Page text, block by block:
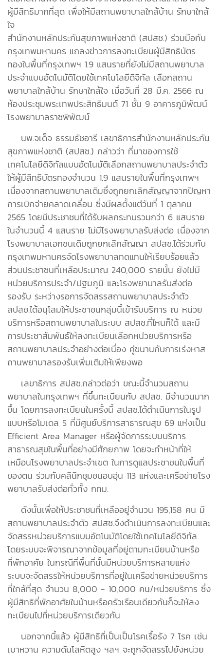
ผู้มีสิทธิมากที่สุด เพื่อให้มีสถานพยาบาลใกล้บ้าน รักษาใกล้
ใจ
สำนักงานหลักประกันสุขภาพแห่งชาติ (สปสช.) ร่วมมือกับ
กรุงเทพมหานคร แถลงข่าวการลงทะเบียนผู้มีสิทธิบัตร
ทองในพื้นที่กรุงเทพฯ 1.9 แสนรายที่ยังไม่มีสถานพยาบาล
ประจำแบบอัตโนมัติโดยใช้เทคโนโลยีดิจิทัล เลือกสถาน
พยาบาลใกล้บ้าน รักษาใกล้ใจ เมื่อวันที่ 28 มี.ค. 2566 ณ
ห้องประชุมพระเทพประสิทธิมนต์ 71 ชั้น 9 อาคารภูมิพัฒน์
โรงพยาบาลราชพิพัฒน์
นพ.จเด็จ ธรรมธัชอารี เลขาธิการสำนักงานหลักประกัน
สุขภาพแห่งชาติ (สปสช.) กล่าวว่า ที่มาของการใช้
เทคโนโลยีดิจิทัลแบบอัตโนมัติเลือกสถานพยาบาลประจำตัว
ให้ผู้มีสิทธิบัตรทองจำนวน 1.9 แสนรายในพื้นที่กรุงเทพฯ
เนื่องจากสถานพยาบาลเดิมซึ่งถูกยกเลิกสัญญาจากปัญหา
การเบิกจ่ายคลาดเคลื่อน ซึ่งมีผลตั้งแต่วันที่ 1 ตุลาคม
2565 โดยมีประชาชนที่ได้รับผลกระทบรวมกว่า 6 แสนราย
ในจำนวนนี้ 4 แสนราย ไม่มีโรงพยาบาลรับส่งต่อ เนื่องจาก
โรงพยาบาลเอกชนเดิมถูกยกเลิกสัญญา สปสช.ได้ร่วมกับ
กรุงเทพมหานครจัดโรงพยาบาลทดแทนให้เรียบร้อยแล้ว
ส่วนประชาชนที่เหลือประมาณ 240,000 รายนั้น ยังไม่มี
หน่วยบริการประจำ/ปฐมภูมิ และโรงพยาบาลรับส่งต่อ
รองรับ ระหว่างรอการจัดสรรสถานพยาบาลประจำตัว
สปสช.ได้อนุโลมให้ประชาชนกลุ่มนี้เข้ารับบริการ ณ หน่วย
บริการหรือสถานพยาบาลในระบบ สปสช.ที่ไหนก็ได้ และมี
การประชาสัมพันธ์ให้ลงทะเบียนเลือกหน่วยบริการหรือ
สถานพยาบาลประจำอย่างต่อเนื่อง คู่ขนานกับการเร่งหาส
ถานพยาบาลรองรับเพิ่มเติมให้เพียงพอ
เลขาธิการ สปสช.กล่าวต่อว่า ขณะนี้จำนวนสถาน
พยาบาลในกรุงเทพฯ ที่ขึ้นทะเบียนกับ สปสช. มีจำนวนมาก
ขึ้น โดยการลงทะเบียนในครั้งนี้ สปสช.ได้ดำเนินการในรูป
แบบหรือโมเดล 5 ที่มีศูนย์บริการสาธารณสุข 69 แห่งเป็น
Efficient Area Manager หรือผู้จัดการระบบบริการ
สาธารณสุขในพื้นที่อย่างมีศักยภาพ โดยจะทำหน้าที่ให้
เหมือนโรงพยาบาลประจำเขต ในการดูแลประชาชนในพื้นที่
ของตน ร่วมกับคลินิกชุมชนอบอุ่น 113 แห่งและเครือข่ายโรง
พยาบาลรับส่งต่อทั่วทั้ง กทม.
ดังนั้นเพื่อให้ประชาชนที่เหลืออยู่จำนวน 195,158 คน มี
สถานพยาบาลประจำตัว สปสช.จึงดำเนินการลงทะเบียนและ
จัดสรรหน่วยบริการแบบอัตโนมัติโดยใช้เทคโนโลยีดิจิทัล
โดยระบบจะพิจารณาจากข้อมูลที่อยู่ตามทะเบียนบ้านหรือ
ที่พักอาศัย ในกรณีที่พื้นที่นั้นมีหน่วยบริการหลายแห่ง
ระบบจะจัดสรรให้หน่วยบริการที่อยู่ในเครือข่ายหน่วยบริการ
ที่ใกล้ที่สุด จำนวน 8,000 - 10,000 คน/หน่วยบริการ ซึ่ง
ผู้มีสิทธิที่พักอาศัยในบ้านหรือครัวเรือนเดียวกันก็จะให้ลง
ทะเบียนไปที่หน่วยบริการเดียวกัน
นอกจากนี้แล้ว ผู้มีสิทธิที่เป็นเป็นโรคเรื้อรัง 7 โรค เช่น
เบาหวาน ความดันโลหิตสูง ฯลฯ จะถูกจัดสรรไปยังหน่วย